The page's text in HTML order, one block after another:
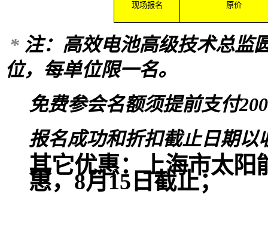
现场报名 原价
* 注：高效电池高级技术总监
位，每单位限一名。
免费参会名额须提前支付
报名成功和折扣截止日期以
其它优惠：上海市太阳
惠，8月15日截止；